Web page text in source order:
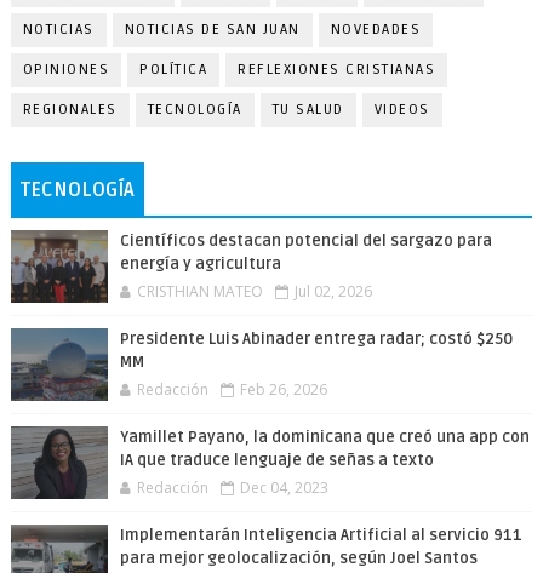
NOTICIAS NOTICIAS DE SAN JUAN NOVEDADES
OPINIONES POLÍTICA REFLEXIONES CRISTIANAS
REGIONALES TECNOLOGÍA TU SALUD VIDEOS
TECNOLOGÍA
Científicos destacan potencial del sargazo para
energía y agricultura
CRISTHIAN MATEO Jul 02, 2026
Presidente Luis Abinader entrega radar; costó $250
MM
Redacción Feb 26, 2026
Yamillet Payano, la dominicana que creó una app con
IA que traduce lenguaje de señas a texto
Redacción Dec 04, 2023
Implementarán Inteligencia Artificial al servicio 911
para mejor geolocalización, según Joel Santos